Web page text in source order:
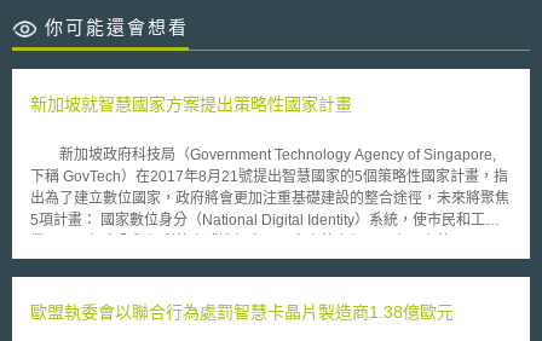
你可能還會想看
新加坡就智慧國家方案提出策略性國家計畫
新加坡政府科技局（Government Technology Agency of Singapore,
下稱 GovTech）在2017年8月21號提出智慧國家的5個策略性國家計畫，指
出為了建立數位國家，政府將會更加注重基礎建設的整合途徑，未來將聚焦
5項計畫： 國家數位身分（National Digital Identity）系統，使市民和工商
SingPass交易系統上， GovTech將會進行關於行動軟體代碼（software-
Payments）功能。新加坡金融管理局（Monetary Authority of Singapore,
歐盟執委會以聯合行為處罰智慧卡晶片製造商1.38億歐元